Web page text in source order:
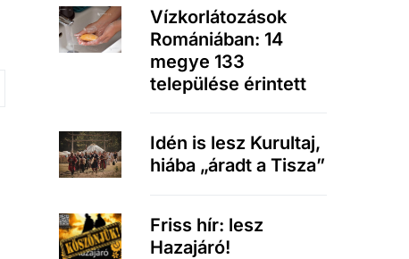
Vízkorlátozások
Romániában: 14
megye 133
települése érintett
Idén is lesz Kurultaj,
hiába „áradt a Tisza”
Friss hír: lesz
Hazajáró!